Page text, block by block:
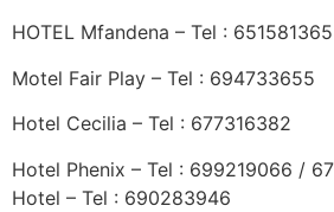
HOTEL Mfandena – Tel : 651581365
Motel Fair Play – Tel : 694733655
Hotel Cecilia – Tel : 677316382
Hotel Phenix – Tel : 699219066 /
Hotel – Tel : 690283946